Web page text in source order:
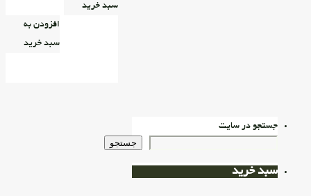
سبد خرید
افزودن به
سبد خرید
جستجو در سایت
جستجو
سبد خرید